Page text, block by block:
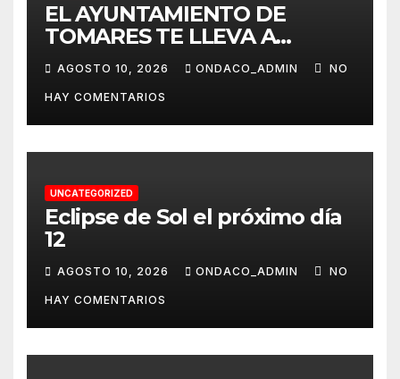
EL AYUNTAMIENTO DE
TOMARES TE LLEVA A
ALMONTE EL 20 DE AGOSTO
PARA QUE PUEDAS VIVIR ‘LA
VENIDA DE LA VIRGEN DEL
ROCÍO A ALMONTE’
AGOSTO 10, 2026 ONDACO_ADMIN NO
HAY COMENTARIOS
UNCATEGORIZED
Eclipse de Sol el próximo día
12
AGOSTO 10, 2026 ONDACO_ADMIN NO
HAY COMENTARIOS